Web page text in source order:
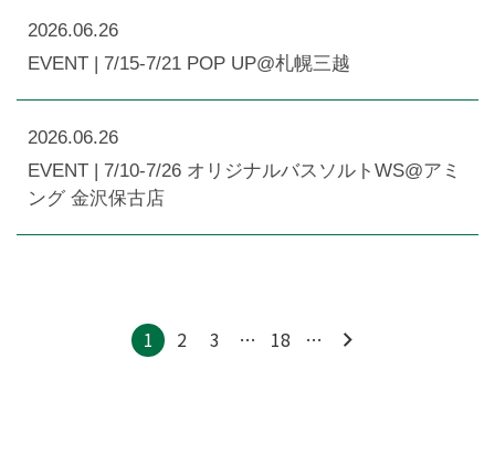
2026.06.26
EVENT | 7/15-7/21 POP UP@札幌三越
2026.06.26
EVENT | 7/10-7/26 オリジナルバスソルトWS@アミ
ング 金沢保古店
1 2 3 … 18 …